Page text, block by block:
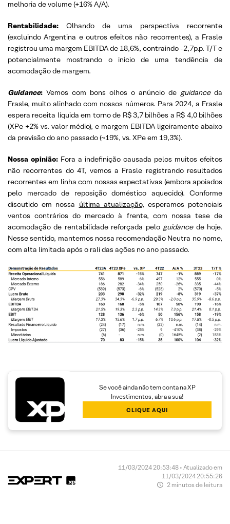
melhoria de volume (+16% A/A).
Rentabilidade: Olhando de uma perspectiva recorrente
(excluindo Argentina e outros efeitos não recorrentes), a Frasle
registrou uma margem EBITDA de 18,6%, contraindo -2,7p.p. T/T e
potencialmente mostrando o início de uma tendência de
acomodação de margem.
Guidance: Vemos com bons olhos o anúncio de guidanceda
Frasle, muito alinhado com nossos números. Para 2024, a Frasle
espera receita líquida em torno de R$ 3,7 bilhões a R$ 4,0 bilhões
(XPe +2% vs. valor médio), e margem EBITDA ligeiramente abaixo
da previsão do ano passado (~19%, vs. XPe em 19,3%).
Nossa opinião: Fora a indefinição causada pelos muitos efeitos
não recorrentes do 4T, vemos a Frasle registrando resultados
recorrentes em linha com nossas expectativas (embora apoiados
pelo mercado de reposição doméstico aquecido). Conforme
discutido em nossa última atualização, esperamos potenciais
ventos contrários do mercado à frente, com nossa tese de
acomodação de rentabilidade reforçada pelo guidancede hoje.
Nesse sentido, mantemos nossa recomendação Neutra no nome,
com alta limitada após o rali das ações no ano passado.
Se você ainda não tem conta na XP
Investimentos, abra a sua!
CLIQUE AQUI
11/03/2024 20:53:48 • Atualizado em
11/03/2024 20:55:26
2 minutos de leitura